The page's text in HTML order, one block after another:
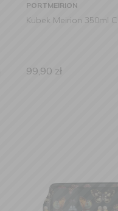
PORTMEIRION
Kubek Meirion 350ml
99,90 zł